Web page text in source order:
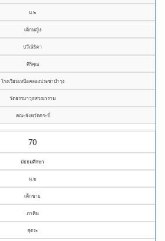
ม.๒
เด็กหญิง
ปวีณ์ธิดา
ศิริคุณ
โรงเรียนเหนือคลองประชาบำรุง
วัดธรรมาวุธสรณาราม
คณะจังหวัดกระบี่
70
มัธยมศึกษา
ม.๒
เด็กชาย
ภาคิน
สุตระ